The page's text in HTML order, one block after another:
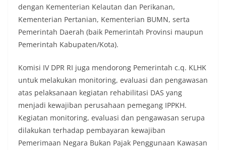
dengan Kementerian Kelautan dan Perikanan,
Kementerian Pertanian, Kementerian BUMN, serta
Pemerintah Daerah (baik Pemerintah Provinsi maupun
Pemerintah Kabupaten/Kota).
Komisi IV DPR RI juga mendorong Pemerintah c.q. KLHK
untuk melakukan monitoring, evaluasi dan pengawasan
atas pelaksanaan kegiatan rehabilitasi DAS yang
menjadi kewajiban perusahaan pemegang IPPKH.
Kegiatan monitoring, evaluasi dan pengawasan serupa
dilakukan terhadap pembayaran kewajiban
Pemerimaan Negara Bukan Pajak Penggunaan Kawasan